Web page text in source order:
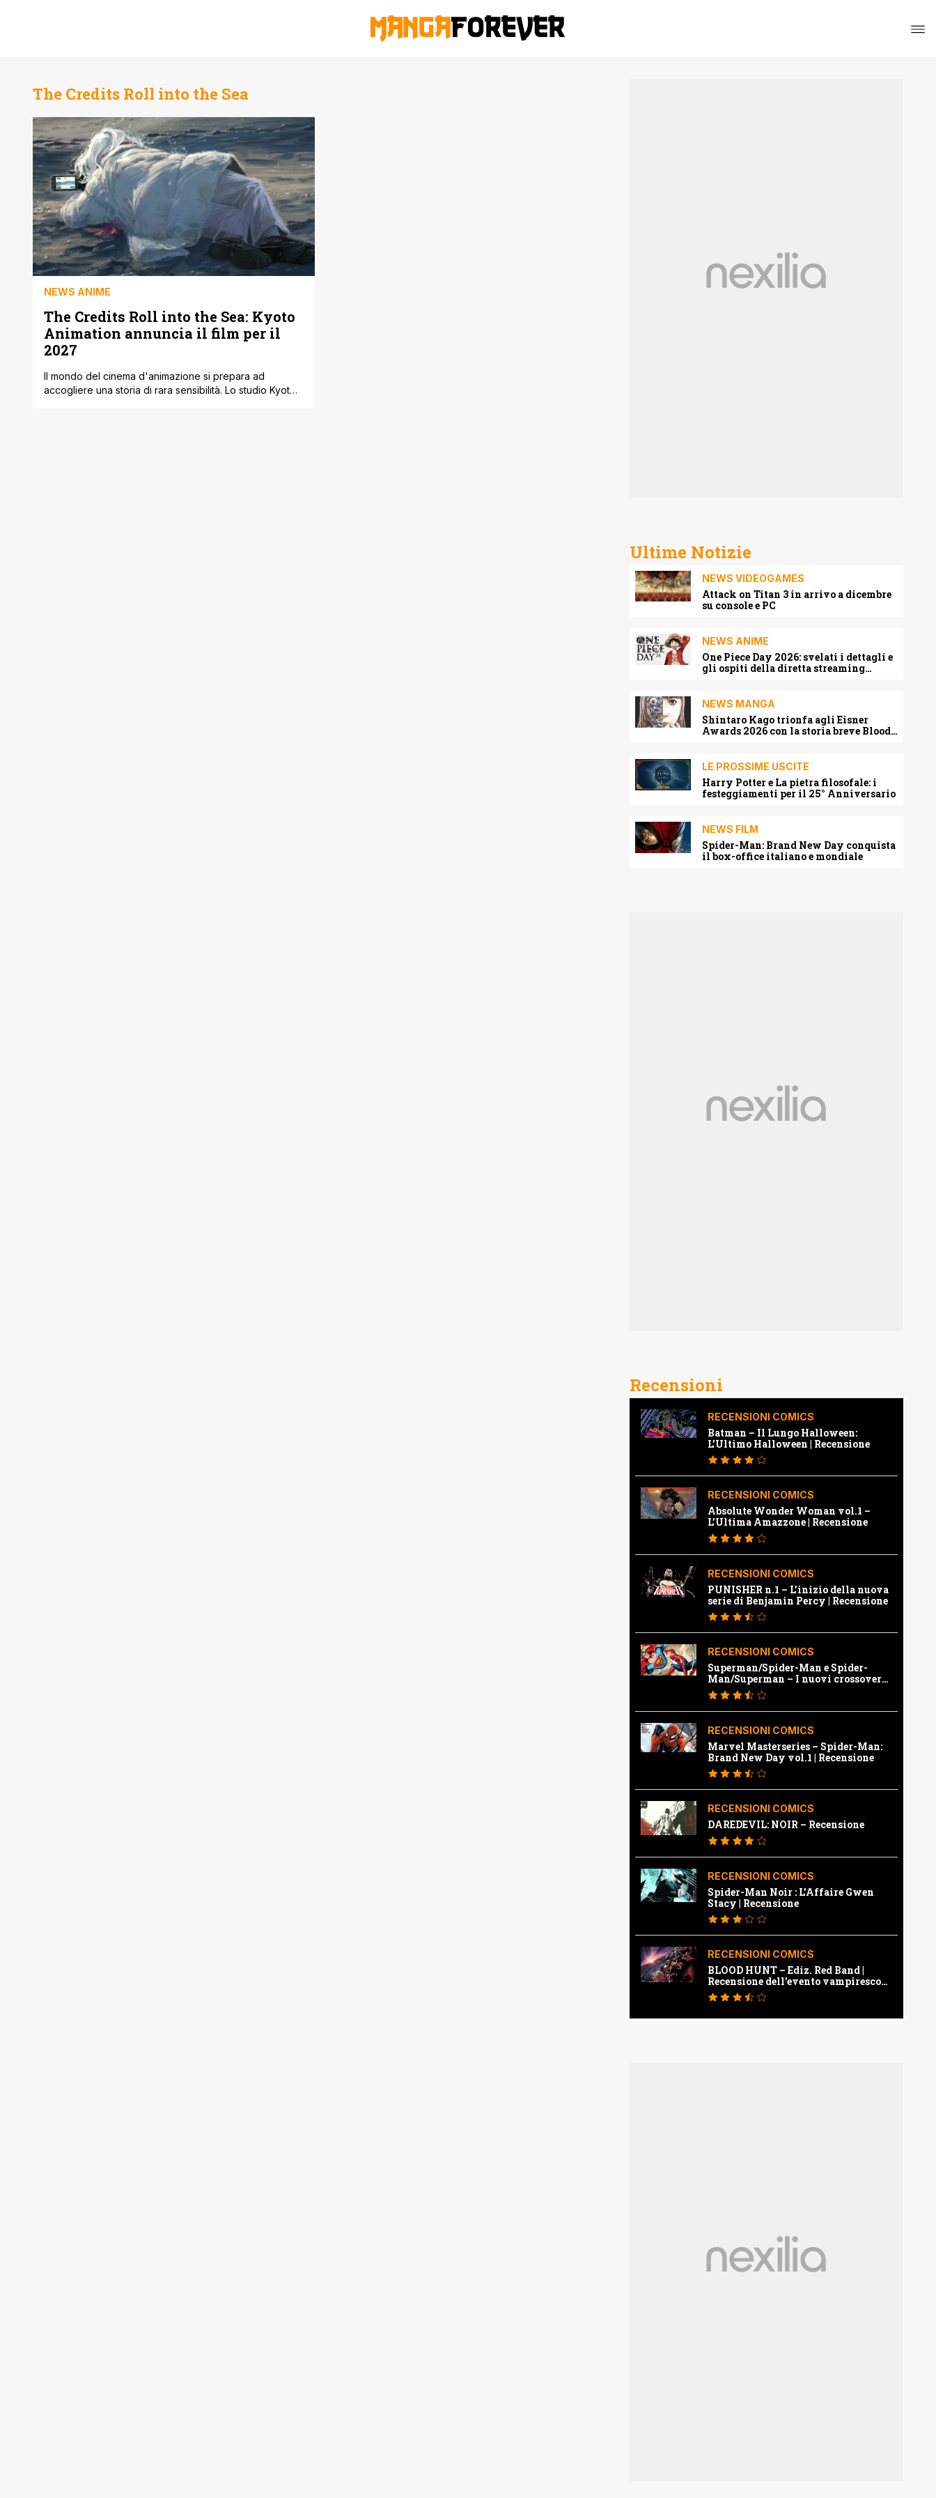
The Credits Roll into the Sea
NEWS ANIME
The Credits Roll into the Sea: Kyoto
Animation annuncia il film per il
2027
Il mondo del cinema d'animazione si prepara ad
accogliere una storia di rara sensibilità. Lo studio Kyoto
Ultime Notizie
NEWS VIDEOGAMES
Attack on Titan 3 in arrivo a dicembre
su console e PC
NEWS ANIME
One Piece Day 2026: svelati i dettagli e
gli ospiti della diretta streaming
NEWS MANGA
Shintaro Kago trionfa agli Eisner
Awards 2026 con la storia breve Blood
LE PROSSIME USCITE
Harry Potter e La pietra filosofale: i
festeggiamenti per il 25° Anniversario
NEWS FILM
Spider-Man: Brand New Day conquista
il box-office italiano e mondiale
Recensioni
RECENSIONI COMICS
Batman – Il Lungo Halloween:
L’Ultimo Halloween | Recensione
RECENSIONI COMICS
Absolute Wonder Woman vol.1 –
L’Ultima Amazzone | Recensione
RECENSIONI COMICS
PUNISHER n.1 – L’inizio della nuova
serie di Benjamin Percy | Recensione
RECENSIONI COMICS
Superman/Spider-Man e Spider-
Man/Superman – I nuovi crossover
Marvel e Dc | Recensione
RECENSIONI COMICS
Marvel Masterseries – Spider-Man:
Brand New Day vol.1 | Recensione
RECENSIONI COMICS
DAREDEVIL: NOIR – Recensione
RECENSIONI COMICS
Spider-Man Noir : L’Affaire Gwen
Stacy | Recensione
RECENSIONI COMICS
BLOOD HUNT – Ediz. Red Band |
Recensione dell’evento vampiresco
della Marvel